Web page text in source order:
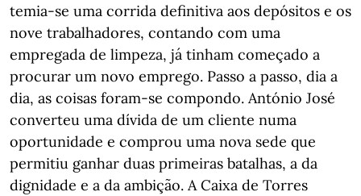
temia-se uma corrida definitiva aos depósitos e os
nove trabalhadores, contando com uma
empregada de limpeza, já tinham começado a
procurar um novo emprego. Passo a passo, dia a
dia, as coisas foram-se compondo. António José
converteu uma dívida de um cliente numa
oportunidade e comprou uma nova sede que
permitiu ganhar duas primeiras batalhas, a da
dignidade e a da ambição. A Caixa de Torres